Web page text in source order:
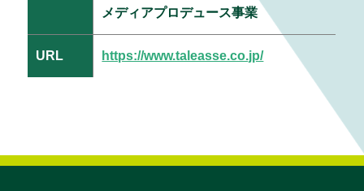
メディアプロデュース事業
URL https://www.taleasse.co.jp/